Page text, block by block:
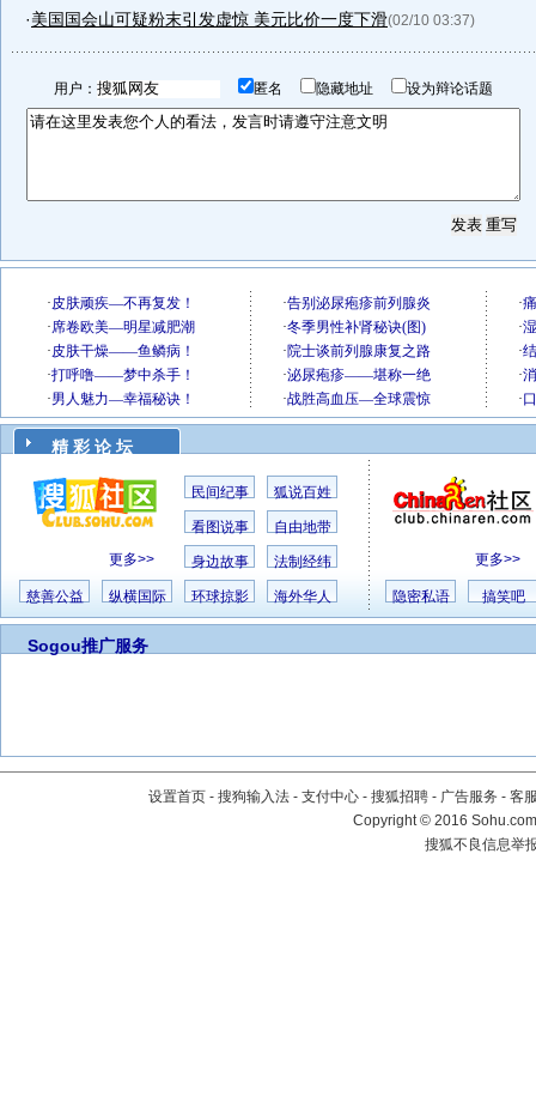
·美国国会山可疑粉末引发虚惊 美元比价一度下滑(02/10 03:37)
用户： 匿名 隐藏地址 设为辩论话题
精 彩 论 坛
更多>>
民间纪事 狐说百姓
看图说事 自由地带
身边故事 法制经纬
慈善公益 纵横国际 环球掠影 海外华人
更多>>
隐密私语 搞笑吧
Sogou推广服务
设置首页 - 搜狗输入法 - 支付中心 - 搜狐招聘 - 广告服务 - 客
Copyright©2016
搜狐不良信息举